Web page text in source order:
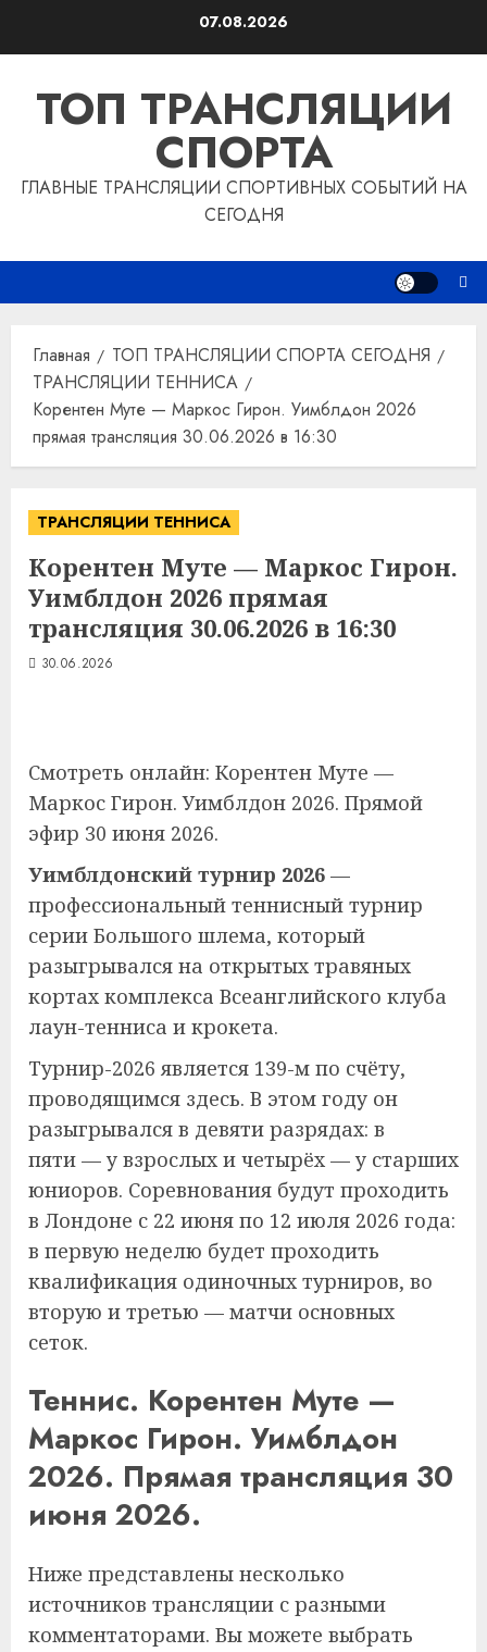
07.08.2026
ТОП ТРАНСЛЯЦИИ
СПОРТА
ГЛАВНЫЕ ТРАНСЛЯЦИИ СПОРТИВНЫХ СОБЫТИЙ НА
СЕГОДНЯ
Главная
ТОП ТРАНСЛЯЦИИ СПОРТА СЕГОДНЯ
ТРАНСЛЯЦИИ ТЕННИСА
Корентен Муте — Маркос Гирон. Уимблдон 2026
прямая трансляция 30.06.2026 в 16:30
ТРАНСЛЯЦИИ ТЕННИСА
Корентен Муте — Маркос Гирон.
Уимблдон 2026 прямая
трансляция 30.06.2026 в 16:30
30.06.2026
Смотреть онлайн: Корентен Муте —
Маркос Гирон. Уимблдон 2026. Прямой
эфир 30 июня 2026.
Уимблдонский турнир 2026 —
профессиональный теннисный турнир
серии Большого шлема, который
разыгрывался на открытых травяных
кортах комплекса Всеанглийского клуба
лаун-тенниса и крокета.
Турнир-2026 является 139-м по счёту,
проводящимся здесь. В этом году он
разыгрывался в девяти разрядах: в
пяти — у взрослых и четырёх — у старших
юниоров. Соревнования будут проходить
в Лондоне с 22 июня по 12 июля 2026 года:
в первую неделю будет проходить
квалификация одиночных турниров, во
вторую и третью — матчи основных
сеток.
Теннис. Корентен Муте —
Маркос Гирон. Уимблдон
2026. Прямая трансляция 30
июня 2026.
Ниже представлены несколько
источников трансляции с разными
комментаторами. Вы можете выбрать